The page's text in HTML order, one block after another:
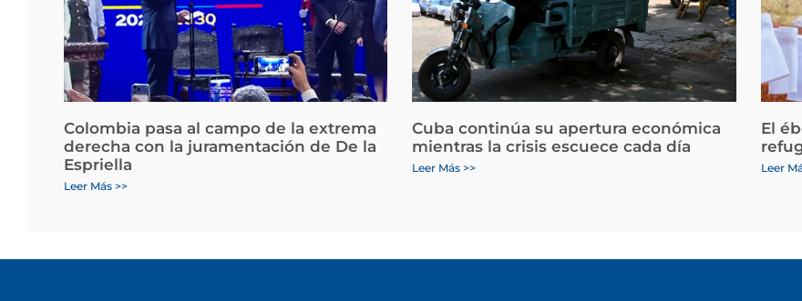
Colombia pasa al campo de la extrema
derecha con la juramentación de De la
Espriella
Leer Más >>
Cuba continúa su apertura económica
mientras la crisis escuece cada día
Leer Más >>
El
Leer